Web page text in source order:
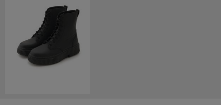
リトルユニオン トウキョウ
made of Organics
メイドオブオーガニクス